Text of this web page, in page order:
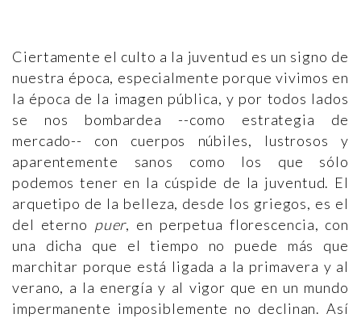
Ciertamente el culto a la juventud es un signo de
nuestra época, especialmente porque vivimos en
la época de la imagen pública, y por todos lados
se nos bombardea --como estrategia de
mercado-- con cuerpos núbiles, lustrosos y
aparentemente sanos como los que sólo
podemos tener en la cúspide de la juventud. El
arquetipo de la belleza, desde los griegos, es el
del eterno puer, en perpetua florescencia, con
una dicha que el tiempo no puede más que
marchitar porque está ligada a la primavera y al
verano, a la energía y al vigor que en un mundo
impermanente imposiblemente no declinan. Así